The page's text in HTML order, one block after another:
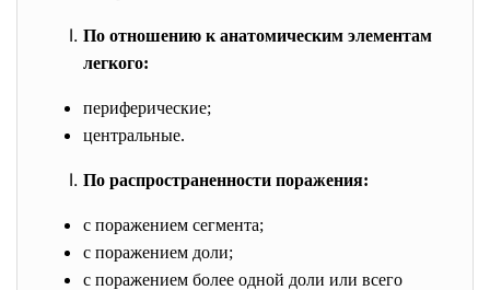
По отношению к анатомическим элементам
легкого:
периферические;
центральные.
По распространенности поражения:
с поражением сегмента;
с поражением доли;
с поражением более одной доли или всего